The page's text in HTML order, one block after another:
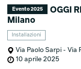
Evento 2025
OGGI
Milano
Installazioni
Via Paolo Sarpi - Via
10 aprile 2025